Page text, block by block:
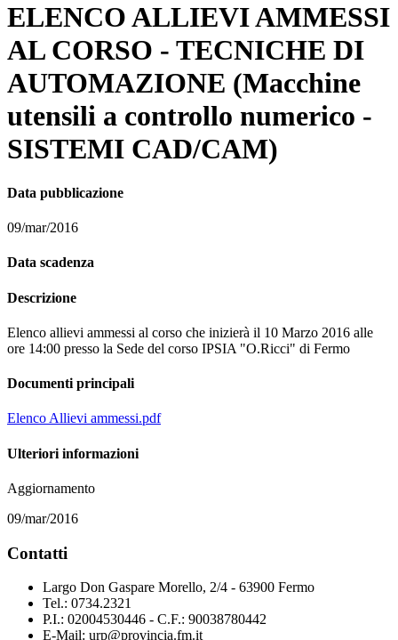
ELENCO ALLIEVI AMMESSI
AL CORSO - TECNICHE DI
AUTOMAZIONE (Macchine
utensili a controllo numerico -
SISTEMI CAD/CAM)
Data pubblicazione
09/mar/2016
Data scadenza
Descrizione
Elenco allievi ammessi al corso che inizierà il 10 Marzo 2016 alle
ore 14:00 presso la Sede del corso IPSIA "O.Ricci" di Fermo
Documenti principali
Elenco Allievi ammessi.pdf
Ulteriori informazioni
Aggiornamento
09/mar/2016
Contatti
Largo Don Gaspare Morello, 2/4 - 63900 Fermo
Tel.: 0734.2321
P.I.: 02004530446 - C.F.: 90038780442
E-Mail: urp@provincia.fm.it